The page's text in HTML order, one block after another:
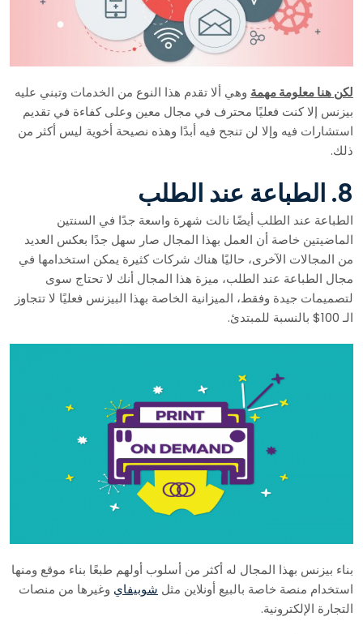
لكن هنا معلومة مهمة وهي ألا تقدم هذا النوع من الخدمات وتبني عليه
بيزنس إلا كنت فعليًا محترف في مجال معين وعلى كفاءة في تقديم
استشارات فيه وإلا لن تنجح فيه أبدًا وهذه نصيحة أخوية ليس أكثر من
ذلك.
8. الطباعة عند الطلب
الطباعة عند الطلب أيضًا نالت شهرة واسعة جدًا في السنتين
الماضيتين خاصة أن العمل بهذا المجال صار سهل جدًا بعكس العديد
من المجالات الآخرى، حاليًا هناك شركات كثيرة يمكن استخدامها في
مجال الطباعة عند الطلب، ميزة هذا المجال أنك لا تحتاج سوى
لتصميمات جيدة وفقط، الميزانية الخاصة بهذا البيزنس فعليًا لا تتجاوز
الـ 100$ بالنسبة للمبتدئ.
بناء بيزنس بهذا المجال له أكثر من أسلوب أولهم طبعًا بناء موقع ومنها
استخدام منصة خاصة بالبيع أونلاين مثل شوبيفاي وغيرها من منصات
التجارة الإلكترونية.